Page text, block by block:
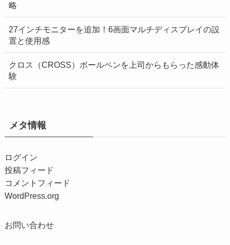
略
27インチモニターを追加！6画面マルチディスプレイの設
置と使用感
クロス（CROSS）ボールペンを上司からもらった感動体
験
メタ情報
ログイン
投稿フィード
コメントフィード
WordPress.org
お問い合わせ